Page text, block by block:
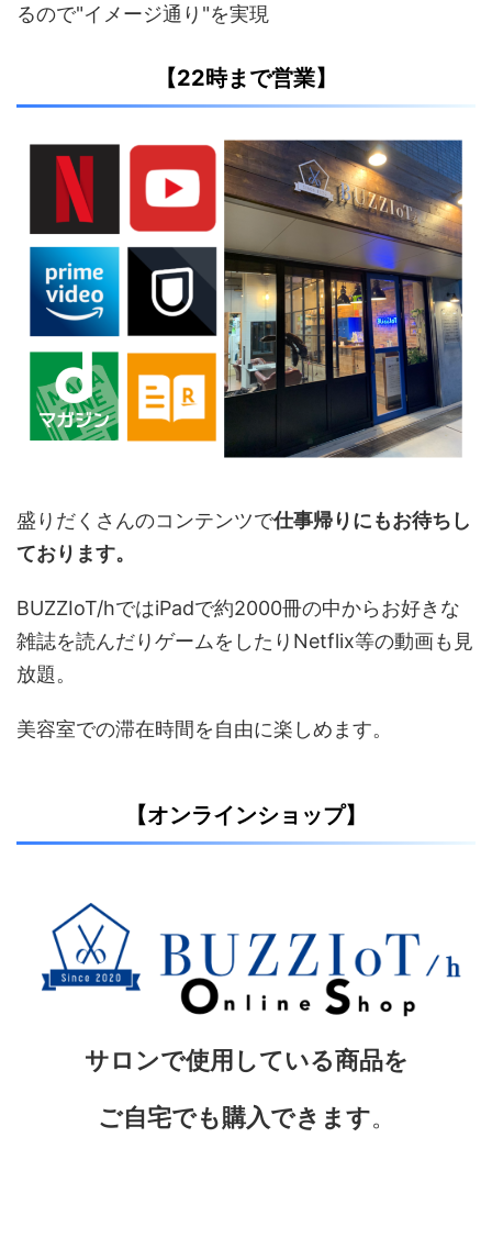
るので"イメージ通り"を実現
【22時まで営業】
盛りだくさんのコンテンツで仕事帰りにもお待ちし
ております。
BUZZIoT/hではiPadで約2000冊の中からお好きな
雑誌を読んだりゲームをしたりNetflix等の動画も見
放題。
美容室での滞在時間を自由に楽しめます。
【オンラインショップ】
サロンで使用している商品を
ご自宅でも購入できます。